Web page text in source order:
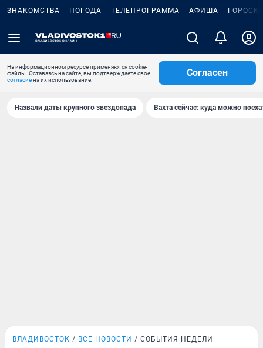
ЗНАКОМСТВА ПОГОДА ТЕЛЕПРОГРАММА АФИША
На информационном ресурсе применяются cookie-
файлы. Оставаясь на сайте, вы подтверждаете свое
согласиена их использование.
Согласен
Назвали даты крупного звездопада Вахта сейчас: куда можно
ВЛАДИВОСТОК ВСЕ НОВОСТИ СОБЫТИЯ НЕДЕЛИ